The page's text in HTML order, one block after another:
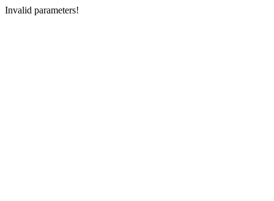
Invalid parameters!